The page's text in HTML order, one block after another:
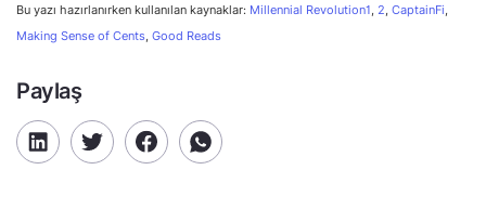
Bu yazı hazırlanırken kullanılan kaynaklar: Millennial Revolution1 2 CaptainFi
Making Sense of Cents Good Reads
Paylaş